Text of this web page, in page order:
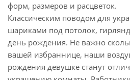
форм, размеров и расцветок.
Классическим поводом для
шариками под потолок,
день рождения. Не важно
вашей избраннице, наши
рождения девушке станут